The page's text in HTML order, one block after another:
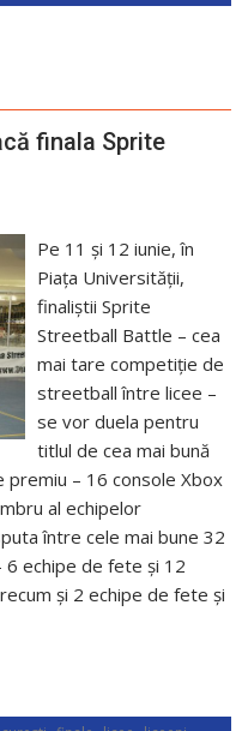
finala Sprite
Pe 11 și 12 iunie, în
Piața Universității,
finaliștii Sprite
Streetball Battle – cea
mai tare competiție de
streetball între licee –
se vor duela pentru
titlul de cea mai bună
premiu – 16 console Xbox
al echipelor
între cele mai bune 32
6 echipe de fete și 12
și 2 echipe de fete și